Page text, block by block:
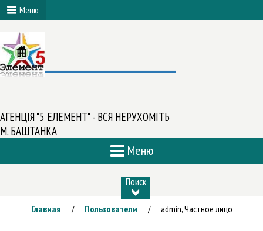
Меню
АГЕНЦІЯ "5 ЕЛЕМЕНТ" - ВСЯ НЕРУХОМІТЬ
М. БАШТАНКА
Меню
Поиск
Главная / Пользователи / admin, Частное лицо